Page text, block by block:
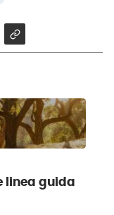
linea guida